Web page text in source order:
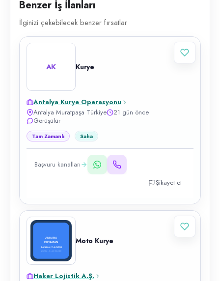
Benzer İş İlanları
İlginizi çekebilecek benzer fırsatlar
AK Kurye
Antalya Kurye Operasyonu
Antalya Muratpaşa Türkiye
21 gün önce
Görüşülür
Tam Zamanlı Saha
Başvuru kanalları
Şikayet et
Moto Kurye
Haker Lojistik A.Ş.